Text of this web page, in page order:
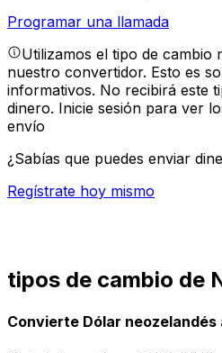
Programar una llamada
Utilizamos el tipo de cambio
nuestro convertidor. Esto es
informativos. No recibirá este
dinero. Inicie sesión para ver
envío
¿Sabías que puedes enviar
Regístrate hoy mismo
tipos de cambio de
Convierte Dólar